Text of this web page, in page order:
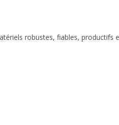
robustes, fiables, productifs